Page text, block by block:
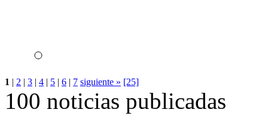
1 | 2 | 3 | 4 | 5 | 6 | 7 siguiente » [25]
100 noticias publicadas